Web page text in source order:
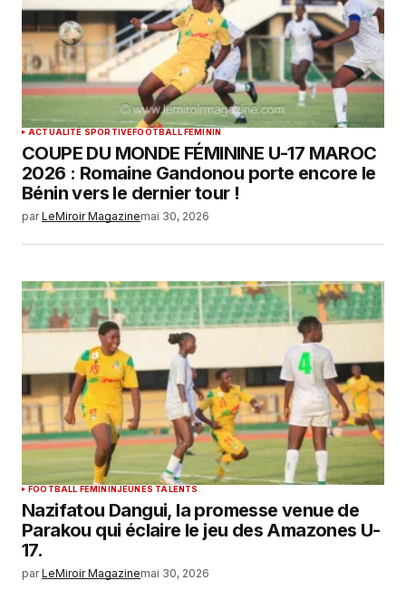
ACTUALITÉ SPORTIVEFOOTBALL FEMININ
COUPE DU MONDE FÉMININE U-17 MAROC
2026 : Romaine Gandonou porte encore le
Bénin vers le dernier tour !
par LeMiroir Magazinemai 30, 2026
FOOTBALL FEMININJEUNES TALENTS
Nazifatou Dangui, la promesse venue de
Parakou qui éclaire le jeu des Amazones U-
17.
par LeMiroir Magazinemai 30, 2026